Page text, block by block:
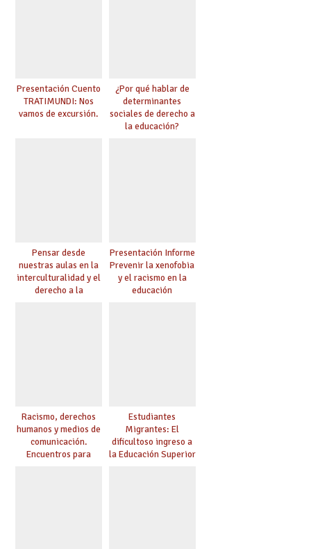
Presentación Cuento
TRATIMUNDI: Nos
vamos de excursión.
¿Por qué hablar de
determinantes
sociales de derecho a
la educación?
Pensar desde
nuestras aulas en la
interculturalidad y el
derecho a la
Presentación Informe
Prevenir la xenofobia
y el racismo en la
educación
Racismo, derechos
humanos y medios de
comunicación.
Encuentros para
Estudiantes
Migrantes: El
dificultoso ingreso a
la Educación Superior